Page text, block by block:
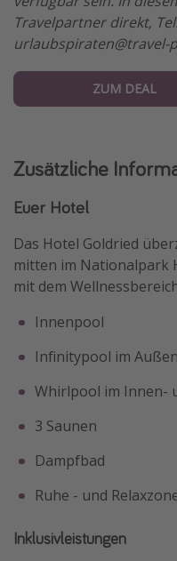
Travelpartner direkt,
urlaubspiraten@travel-
ZUM DEAL
Zusätzliche
Euer Hotel
Das Hotel Goldried
mitten im Nationalpark
mit dem
Innenpool
Infinitypool im
Whirlpool im Innen-
3 Saunen
Dampfbad
Ruhe - und
Inklusivleistungen